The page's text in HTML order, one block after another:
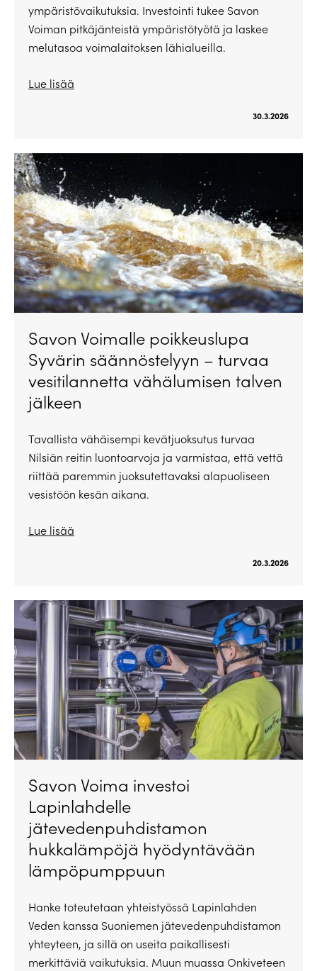
ympäristövaikutuksia. Investointi tukee Savon
Voiman pitkäjänteistä ympäristötyötä ja laskee
melutasoa voimalaitoksen lähialueilla.
Lue lisää
30.3.2026
Savon Voimalle poikkeuslupa
Syvärin säännöstelyyn – turvaa
vesitilannetta vähälumisen talven
jälkeen
Tavallista vähäisempi kevätjuoksutus turvaa
Nilsiän reitin luontoarvoja ja varmistaa, että vettä
riittää paremmin juoksutettavaksi alapuoliseen
vesistöön kesän aikana.
Lue lisää
20.3.2026
Savon Voima investoi
Lapinlahdelle
jätevedenpuhdistamon
hukkalämpöjä hyödyntävään
lämpöpumppuun
Hanke toteutetaan yhteistyössä Lapinlahden
Veden kanssa Suoniemen jätevedenpuhdistamon
yhteyteen, ja sillä on useita paikallisesti
merkittäviä vaikutuksia. Muun muassa Onkiveteen